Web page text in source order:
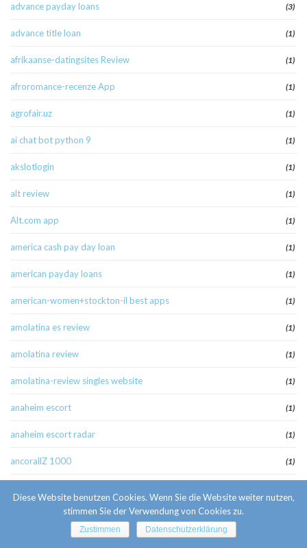
advance payday loans (3)
advance title loan (1)
afrikaanse-datingsites Review (1)
afroromance-recenze App (1)
agrofair.uz (1)
ai chat bot python 9 (1)
akslotlogin (1)
alt review (1)
Alt.com app (1)
america cash pay day loan (1)
american payday loans (1)
american-women+stockton-il best apps (1)
amolatina es review (1)
amolatina review (1)
amolatina-review singles website (1)
anaheim escort (1)
anaheim escort radar (1)
ancorallZ 1000 (1)
ancorallZ 1310
Diese Website benutzen Cookies. Wenn Sie die Website weiter nutzen,
stimmen Sie der Verwendung von Cookies zu.
Zustimmen Datenschutzerklärung